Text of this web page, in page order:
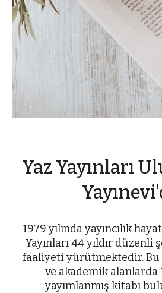
Yaz Yayınları
1979 yılında yayıncılık
Yayınları 44 yıldır düzenli
faaliyeti yürütmektedir. Bu
ve akademik alanlarda
yayımlanmış kitabı